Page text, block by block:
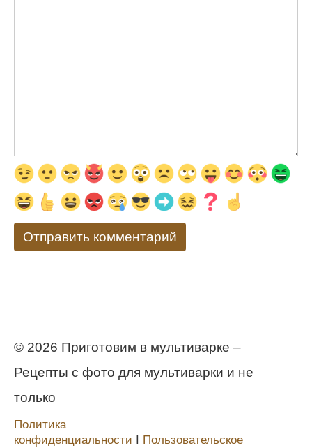
© 2026 Приготовим в мультиварке –
Рецепты с фото для мультиварки и не
только
Политика
конфиденциальности Ι Пользовательское